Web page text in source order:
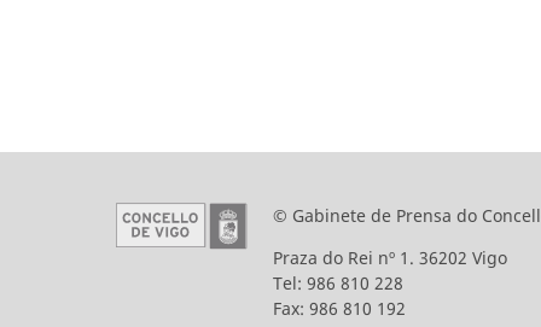
© Gabinete de Prensa do
Praza do Rei nº 1. 36202 Vigo
Tel: 986 810 228
Fax: 986 810 192